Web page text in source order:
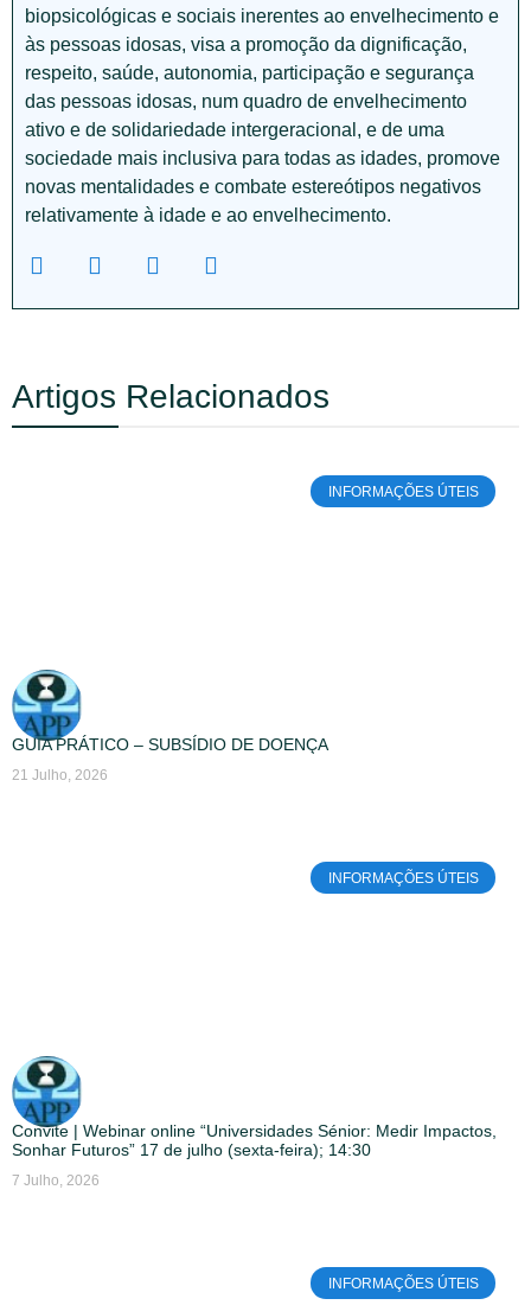
biopsicológicas e sociais inerentes ao envelhecimento e
às pessoas idosas, visa a promoção da dignificação,
respeito, saúde, autonomia, participação e segurança
das pessoas idosas, num quadro de envelhecimento
ativo e de solidariedade intergeracional, e de uma
sociedade mais inclusiva para todas as idades, promove
novas mentalidades e combate estereótipos negativos
relativamente à idade e ao envelhecimento.
Artigos Relacionados
INFORMAÇÕES ÚTEIS
GUIA PRÁTICO – SUBSÍDIO DE DOENÇA
21 Julho, 2026
INFORMAÇÕES ÚTEIS
Convite | Webinar online “Universidades Sénior: Medir Impactos,
Sonhar Futuros” 17 de julho (sexta-feira); 14:30
7 Julho, 2026
INFORMAÇÕES ÚTEIS